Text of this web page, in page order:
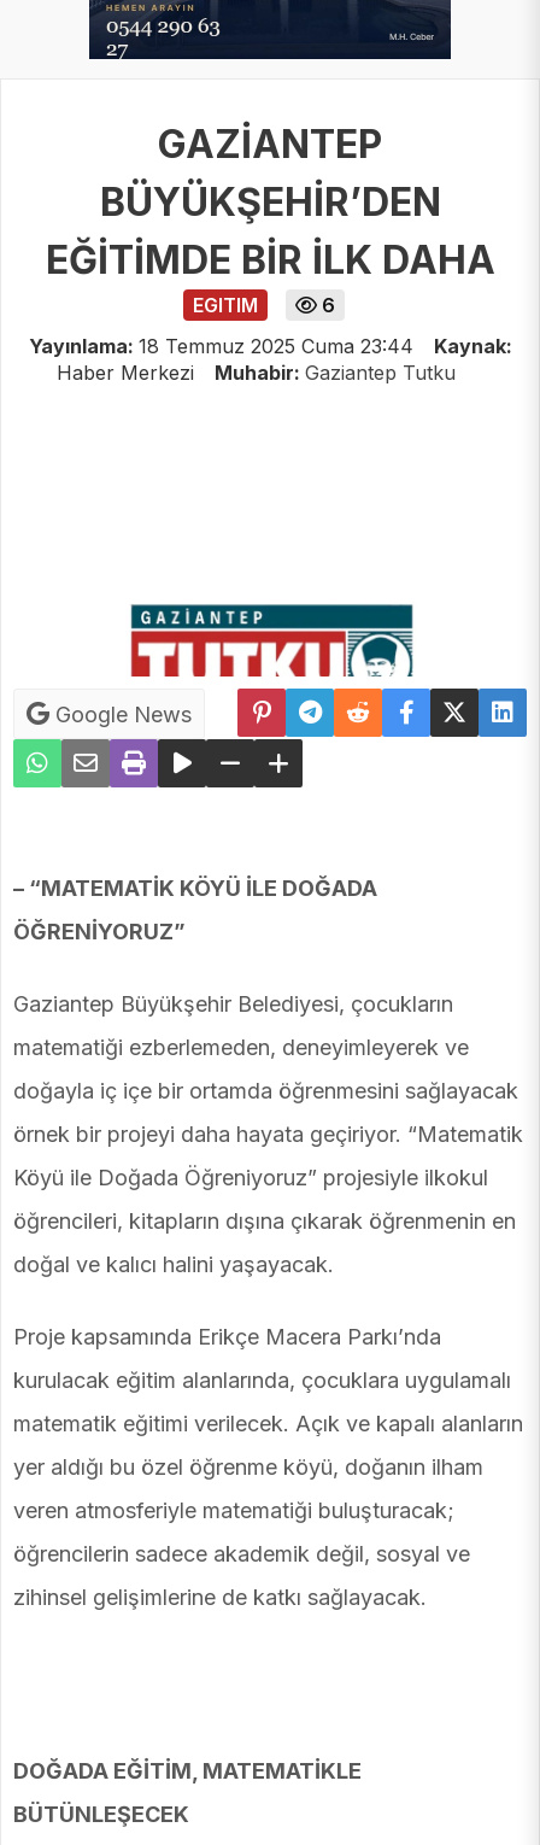
GAZİANTEP
BÜYÜKŞEHİR’DEN
EĞİTİMDE BİR İLK DAHA
EGITIM
6
Yayınlama: 18 Temmuz 2025 Cuma 23:44
Kaynak:
Haber Merkezi
Muhabir: Gaziantep Tutku
Google News
– “MATEMATİK KÖYÜ İLE DOĞADA
ÖĞRENİYORUZ”
Gaziantep Büyükşehir Belediyesi, çocukların
matematiği ezberlemeden, deneyimleyerek ve
doğayla iç içe bir ortamda öğrenmesini sağlayacak
örnek bir projeyi daha hayata geçiriyor. “Matematik
Köyü ile Doğada Öğreniyoruz” projesiyle ilkokul
öğrencileri, kitapların dışına çıkarak öğrenmenin en
doğal ve kalıcı halini yaşayacak.
Proje kapsamında Erikçe Macera Parkı’nda
kurulacak eğitim alanlarında, çocuklara uygulamalı
matematik eğitimi verilecek. Açık ve kapalı alanların
yer aldığı bu özel öğrenme köyü, doğanın ilham
veren atmosferiyle matematiği buluşturacak;
öğrencilerin sadece akademik değil, sosyal ve
zihinsel gelişimlerine de katkı sağlayacak.
DOĞADA EĞİTİM, MATEMATİKLE
BÜTÜNLEŞECEK